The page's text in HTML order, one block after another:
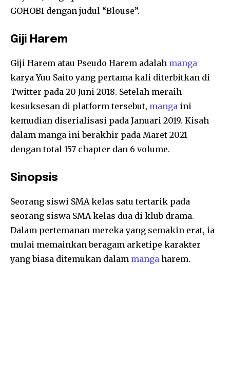
GOHOBI dengan judul “Blouse”.
Giji Harem
Giji Harem atau Pseudo Harem adalah manga
karya Yuu Saito yang pertama kali diterbitkan di
Twitter pada 20 Juni 2018. Setelah meraih
kesuksesan di platform tersebut, manga ini
kemudian diserialisasi pada Januari 2019. Kisah
dalam manga ini berakhir pada Maret 2021
dengan total 157 chapter dan 6 volume.
Sinopsis
Seorang siswi SMA kelas satu tertarik pada
seorang siswa SMA kelas dua di klub drama.
Dalam pertemanan mereka yang semakin erat, ia
mulai memainkan beragam arketipe karakter
yang biasa ditemukan dalam manga harem.